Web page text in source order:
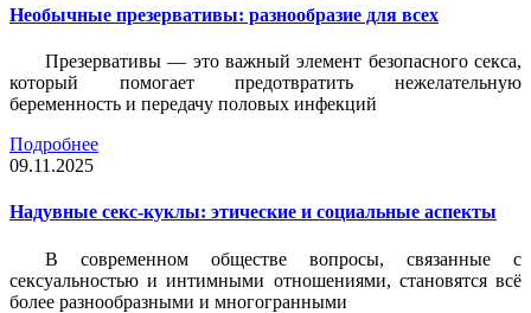
Необычные презервативы: разнообразие для всех
Презервативы — это важный элемент безопасного секса,
который помогает предотвратить нежелательную
беременность и передачу половых инфекций
Подробнее
09.11.2025
Надувные секс-куклы: этические и социальные аспекты
В современном обществе вопросы, связанные с
сексуальностью и интимными отношениями, становятся всё
более разнообразными и многогранными